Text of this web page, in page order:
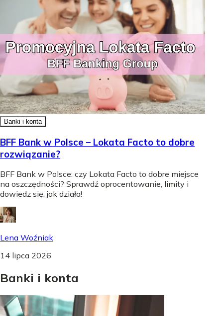
Banki i konta
BFF Bank w Polsce – Lokata Facto to dobre
rozwiązanie?
BFF Bank w Polsce: czy Lokata Facto to dobre miejsce
na oszczędności? Sprawdź oprocentowanie, limity i
dowiedz się, jak działa!
Lena Woźniak
14 lipca 2026
Banki i konta